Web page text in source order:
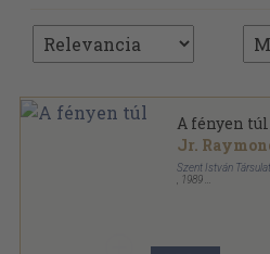
A fényen túl
Jr.
Szent István Társulat
1989